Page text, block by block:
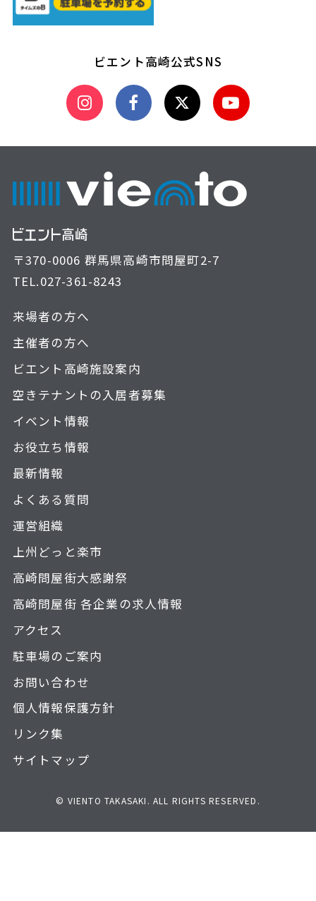
ビエント高崎公式SNS
〒370-0006 群馬県高崎市問屋町2-7
TEL.027-361-8243
来場者の方へ
主催者の方へ
ビエント高崎施設案内
空きテナントの入居者募集
イベント情報
お役立ち情報
最新情報
よくある質問
運営組織
上州どっと楽市
高崎問屋街大感謝祭
高崎問屋街 各企業の求人情報
アクセス
駐車場のご案内
お問い合わせ
個人情報保護方針
リンク集
サイトマップ
© VIENTO TAKASAKI. ALL RIGHTS RESERVED.